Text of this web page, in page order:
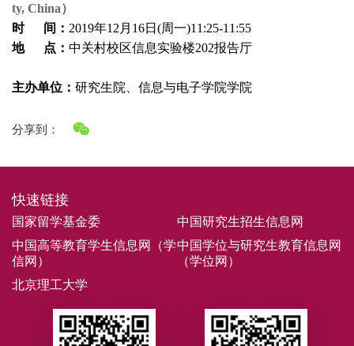
ty, China）
时 间： 2019年12月16日(周一)11:25-11:55
地 点： 中关村校区信息实验楼202报告厅
主办单位： 研究生院、信息与电子学院学院
分享到：
快速链接
国家留学基金委
中国研究生招生信息网
中国高等教育学生信息网（学
信网）
中国学位与研究生教育信息网
（学位网）
北京理工大学